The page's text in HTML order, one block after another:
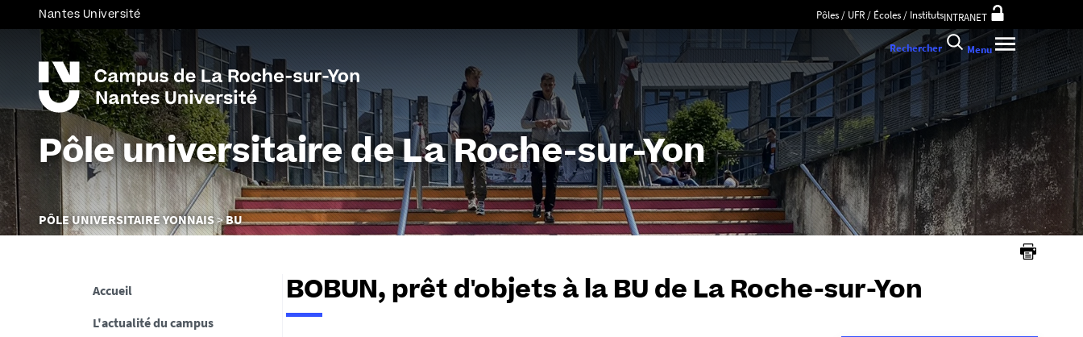
au
contenu
Nantes Université Pôles / UFR / Écoles / InstitutsINTRANET
Pôle universitaire de La Roche-sur-Yon
Vous
êtes
PÔLE UNIVERSITAIRE YONNAIS BU
Rechercher Menu
Accueil
L'actualité du campus
BOBUN, prêt d'objets à la BU de La Roche-sur-Yon